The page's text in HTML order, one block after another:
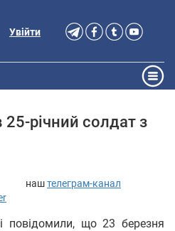
Увійти
25-річний солдат з
наштелеграм-канал
повідомили, що 23 березня